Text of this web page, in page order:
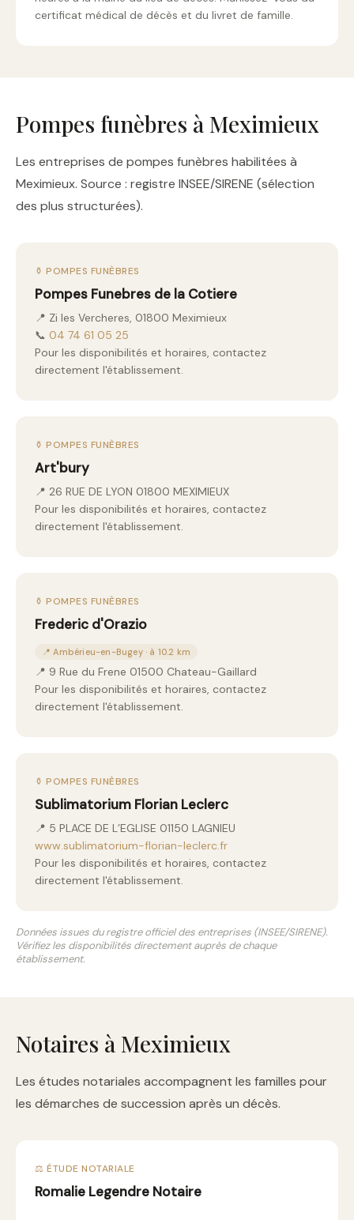
certificat médical de décès et du livret de famille.
Pompes funèbres à Meximieux
Les entreprises de pompes funèbres habilitées à
Meximieux. Source : registre INSEE/SIRENE (sélection
des plus structurées).
⚱️ POMPES FUNÈBRES
Pompes Funebres de la Cotiere
📍 Zi les Vercheres, 01800 Meximieux
📞 04 74 61 05 25
Pour les disponibilités et horaires, contactez
directement l'établissement.
⚱️ POMPES FUNÈBRES
Art'bury
📍 26 RUE DE LYON 01800 MEXIMIEUX
Pour les disponibilités et horaires, contactez
directement l'établissement.
⚱️ POMPES FUNÈBRES
Frederic d'Orazio
📍 Ambérieu-en-Bugey · à 10.2 km
📍 9 Rue du Frene 01500 Chateau-Gaillard
Pour les disponibilités et horaires, contactez
directement l'établissement.
⚱️ POMPES FUNÈBRES
Sublimatorium Florian Leclerc
📍 5 PLACE DE L’EGLISE 01150 LAGNIEU
www.sublimatorium-florian-leclerc.fr
Pour les disponibilités et horaires, contactez
directement l'établissement.
Données issues du registre officiel des entreprises (INSEE/SIRENE).
Vérifiez les disponibilités directement auprès de chaque
établissement.
Notaires à Meximieux
Les études notariales accompagnent les familles pour
les démarches de succession après un décès.
⚖️ ÉTUDE NOTARIALE
Romalie Legendre Notaire